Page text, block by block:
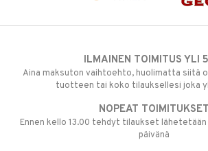
ILMAINEN TOIMITUS YLI
Aina maksuton vaihtoehto, huolimatta siitä
tuotteen tai koko tilauksellesi joka
NOPEAT TOIMITUKSET
Ennen kello 13.00 tehdyt tilaukset
päivänä